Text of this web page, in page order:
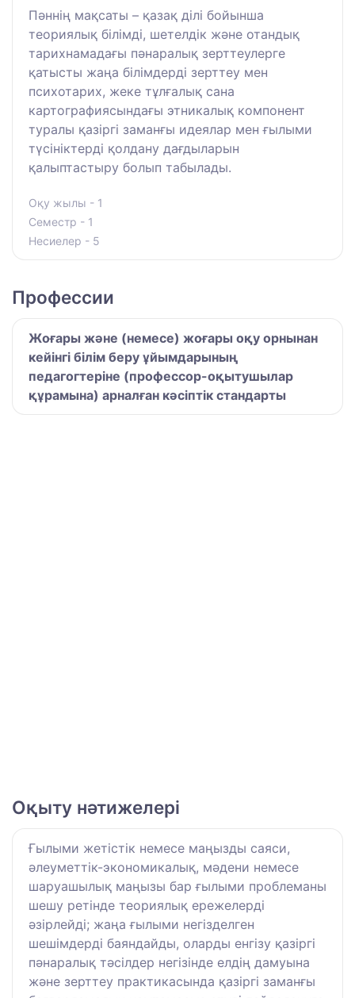
Пәннің мақсаты – қазақ ділі бойынша
теориялық білімді, шетелдік және отандық
тарихнамадағы пәнаралық зерттеулерге
қатысты жаңа білімдерді зерттеу мен
психотарих, жеке тұлғалық сана
картографиясындағы этникалық компонент
туралы қазіргі заманғы идеялар мен ғылыми
түсініктерді қолдану дағдыларын
қалыптастыру болып табылады.
Оқу жылы - 1
Семестр - 1
Несиелер - 5
Профессии
Жоғары және (немесе) жоғары оқу орнынан
кейінгі білім беру ұйымдарының
педагогтеріне (профессор-оқытушылар
құрамына) арналған кәсіптік стандарты
Оқыту нәтижелері
Ғылыми жетістік немесе маңызды саяси,
әлеуметтік-экономикалық, мәдени немесе
шаруашылық маңызы бар ғылыми проблеманы
шешу ретінде теориялық ережелерді
әзірлейді; жаңа ғылыми негізделген
шешімдерді баяндайды, оларды енгізу қазіргі
пәнаралық тәсілдер негізінде елдің дамуына
және зерттеу практикасында қазіргі заманғы